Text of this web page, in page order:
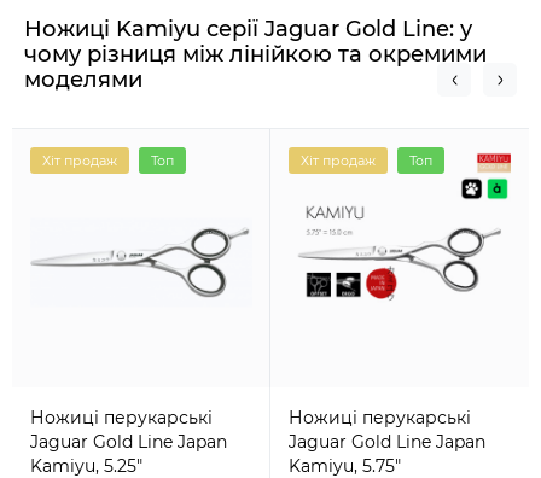
Ножиці Kamiyu серії Jaguar Gold Line: у
чому різниця між лінійкою та окремими
моделями
Хіт продаж Топ
Ножиці перукарські
Jaguar Gold Line Japan
Kamiyu, 5.25"
Хіт продаж Топ
Ножиці перукарські
Jaguar Gold Line Japan
Kamiyu, 5.75"